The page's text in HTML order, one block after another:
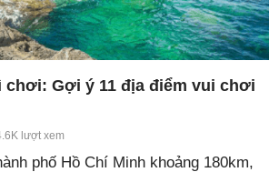
chơi: Gợi ý 11 địa điểm vui chơi
lượt xem
phố Hồ Chí Minh khoảng 180km,